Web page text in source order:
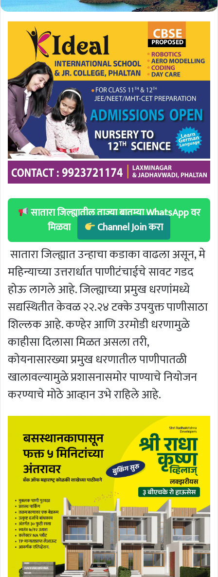
सातारा जिल्ह्यातील ताज्या बातम्या WhatsApp वर
मिळवा
Channel Join करा
सातारा जिल्ह्यात उन्हाचा कडाका वाढला असून, मे
महिन्याच्या उत्तरार्धात पाणीटंचाईचे सावट गडद
होऊ लागले आहे. जिल्ह्याच्या प्रमुख धरणांमध्ये
सद्यस्थितीत केवळ २२.२४ टक्के उपयुक्त पाणीसाठा
शिल्लक आहे. कण्हेर आणि उरमोडी धरणामुळे
काहीसा दिलासा मिळत असला तरी,
कोयनासारख्या प्रमुख धरणातील पाणीपातळी
खालावल्यामुळे प्रशासनासमोर पाण्याचे नियोजन
करण्याचे मोठे आव्हान उभे राहिले आहे.